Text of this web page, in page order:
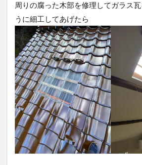
周りの腐った木部を修理してガラス
うに細工してあげたら